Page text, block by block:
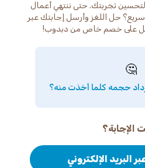
تجربتك. حتى ننتهي أعمال
حل اللغز وأرسل إجابتك عبر
على خصم خاص من دبدوب!
🤔
حجمه كلما أخذت منه؟
الإجابة؟
البريد الإلكتروني